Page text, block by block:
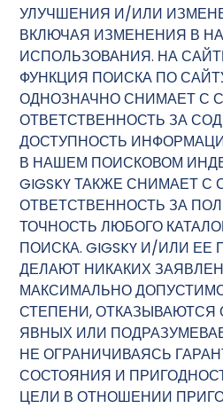
УЛУЧШЕНИЯ И/ИЛИ
ВКЛЮЧАЯ ИЗМЕНЕНИЯ В
ИСПОЛЬЗОВАНИЯ. НА
ФУНКЦИЯ ПОИСКА ПО
ОДНОЗНАЧНО СНИМАЕТ С
ОТВЕТСТВЕННОСТЬ ЗА
ДОСТУПНОСТЬ
В НАШЕМ ПОИСКОВОМ
GIGSKY ТАКЖЕ СНИМАЕТ С
ОТВЕТСТВЕННОСТЬ ЗА
ТОЧНОСТЬ ЛЮБОГО
ПОИСКА. GIGSKY И/ИЛИ
ДЕЛАЮТ НИКАКИХ
МАКСИМАЛЬНО
СТЕПЕНИ, ОТКАЗЫВАЮТСЯ
ЯВНЫХ ИЛИ
НЕ ОГРАНИЧИВАЯСЬ
СОСТОЯНИЯ И
ЦЕЛИ В ОТНОШЕНИИ